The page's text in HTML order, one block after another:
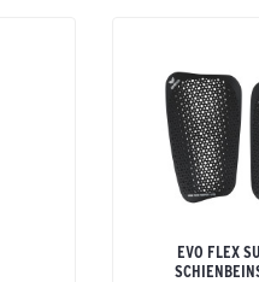
EVO FLEX